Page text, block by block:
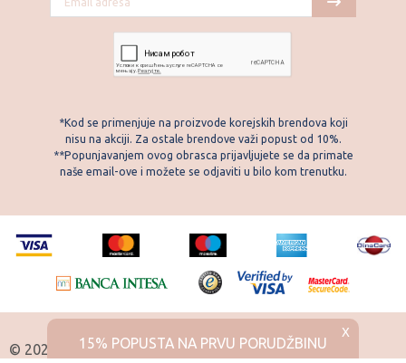
*Kod se primenjuje na proizvode korejskih brendova koji
nisu na akciji. Za ostale brendove važi popust od 10%.
**Popunjavanjem ovog obrasca prijavljujete se da primate
naše email-ove i možete se odjaviti u bilo kom trenutku.
© 2026 Skintemple15% POPUSTA NA PRVU PORUDŽBINU
X